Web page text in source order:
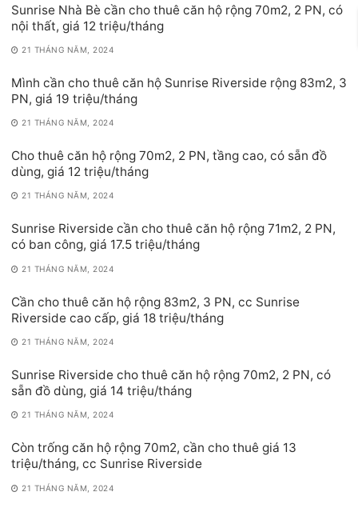
Sunrise Nhà Bè cần cho thuê căn hộ rộng 70m2, 2 PN, có
nội thất, giá 12 triệu/tháng
21 THÁNG NĂM, 2024
Mình cần cho thuê căn hộ Sunrise Riverside rộng 83m2, 3
PN, giá 19 triệu/tháng
21 THÁNG NĂM, 2024
Cho thuê căn hộ rộng 70m2, 2 PN, tầng cao, có sẵn đồ
dùng, giá 12 triệu/tháng
21 THÁNG NĂM, 2024
Sunrise Riverside cần cho thuê căn hộ rộng 71m2, 2 PN,
có ban công, giá 17.5 triệu/tháng
21 THÁNG NĂM, 2024
Cần cho thuê căn hộ rộng 83m2, 3 PN, cc Sunrise
Riverside cao cấp, giá 18 triệu/tháng
21 THÁNG NĂM, 2024
Sunrise Riverside cho thuê căn hộ rộng 70m2, 2 PN, có
sẵn đồ dùng, giá 14 triệu/tháng
21 THÁNG NĂM, 2024
Còn trống căn hộ rộng 70m2, cần cho thuê giá 13
triệu/tháng, cc Sunrise Riverside
21 THÁNG NĂM, 2024